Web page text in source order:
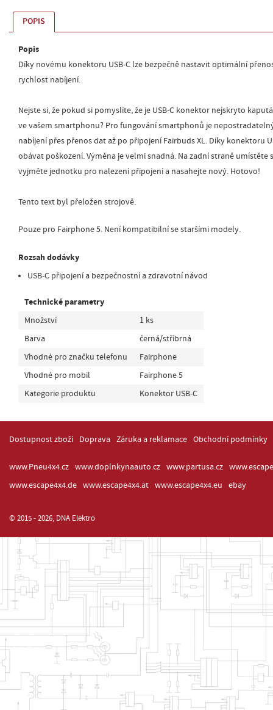
POPIS
Popis
Díky novému konektoru USB-C lze bezpečně nastavit optimální
rychlost nabíjení.
Nejste si, že pokud si pomyslíte, že je USB-C konektor nejskryto
ve vašem smartphonu? Pro fungování smartphonů je
nabíjení přes přenos dat až po připojení Fairbuds XL. Díky konektoru
obávat poškození. Výměna je velmi snadná. Na zadní straně
vyjměte jednotku pro nalezení připojení a nasahejte nový. Hotovo!
Tento text byl přeložen strojově.
Pouze pro Fairphone 5. Není kompatibilní se staršími modely.
Rozsah dodávky
USB-C připojení a bezpečnostní a zdravotní návod
Technické parametry
Množství
1 ks
Barva
černá/stříbrná
Vhodné pro značku telefonu
Fairphone
Vhodné pro mobil
Fairphone 5
Kategorie produktu
Konektor USB-C
Dostupnost zboží Doprava Záruka a reklamace Obchodní podmínky
www.Pneu4x4.cz www.doplnkynaauto.cz www.partusa.cz
www.escape4x4.de
www.escape4x4.at www.escape4x4.eu ebay
© 2015 - 2026, DNA Elektro